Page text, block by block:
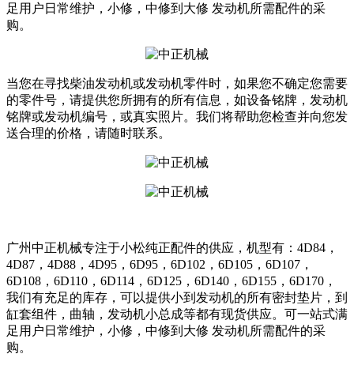
足用户日常维护，小修，中修到大修 发动机所需配件的采
购。
当您在寻找柴油发动机或发动机零件时，如果您不确定您需要
的零件号，请提供您所拥有的所有信息，如设备铭牌，发动机
铭牌或发动机编号，或真实照片。我们将帮助您检查并向您发
送合理的价格，请随时联系。
广州中正机械专注于小松纯正配件的供应，机型有：4D84，
4D87，4D88，4D95，6D95，6D102，6D105，6D107，
6D108，6D110，6D114，6D125，6D140，6D155，6D170，
我们有充足的库存，可以提供小到发动机的所有密封垫片，到
缸套组件，曲轴，发动机小总成等都有现货供应。可一站式满
足用户日常维护，小修，中修到大修 发动机所需配件的采
购。